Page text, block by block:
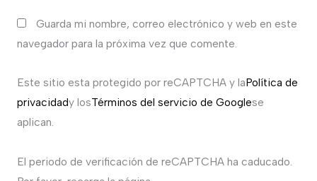
Guarda mi nombre, correo electrónico y web en este
navegador para la próxima vez que comente.
Este sitio esta protegido por reCAPTCHA y laPolítica de
privacidady losTérminos del servicio de Googlese
aplican.
El periodo de verificación de reCAPTCHA ha caducado.